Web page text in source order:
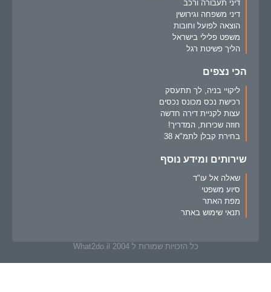
דיני תעבורה ורכב
דיני משפחה וגירושין
הוצאה לפועל וחובות
משפט פלילי בישראל
הליך פשיטת רגל
הכי נצפים
ליקויי בניה, לך תתעסק
רכישת נכס מכונס נכסים
עצות לקניית דירה חדשה
חוזה שכירות, המדריך!
בחירת קבלן לתמ"א 38
שירותים ומידע נוסף
שאלה אל עו"ד
סיוע משפטי
מפת האתר
תנאי שימוש באתר
כל הזכויות שמורות ל What2do.il 2004